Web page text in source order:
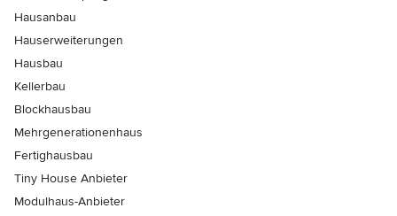
Hausanbau
Hauserweiterungen
Hausbau
Kellerbau
Blockhausbau
Mehrgenerationenhaus
Fertighausbau
Tiny House Anbieter
Modulhaus-Anbieter